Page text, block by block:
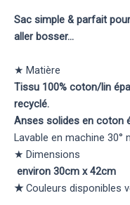
Sac simple & parfait
aller bosser…
★ Matière
Tissu 100% coton/lin
recyclé.
Anses solides en coton
Lavable en machine
★ Dimensions
environ 30cm x 42cm
★Couleurs disponibles